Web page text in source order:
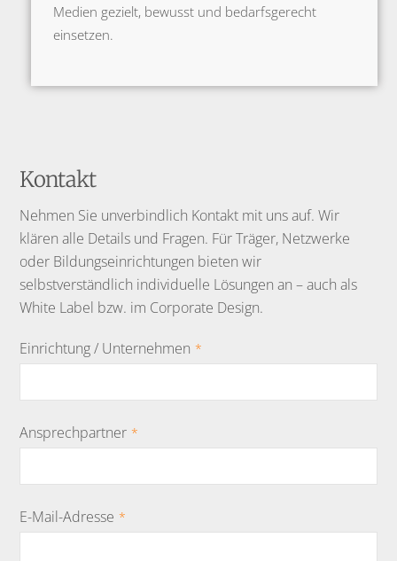
Medien gezielt, bewusst und bedarfsgerecht
einsetzen.
Kontakt
Nehmen Sie unverbindlich Kontakt mit uns auf. Wir
klären alle Details und Fragen. Für Träger, Netzwerke
oder Bildungseinrichtungen bieten wir
selbstverständlich individuelle Lösungen an – auch als
White Label bzw. im Corporate Design.
Einrichtung / Unternehmen *
Ansprechpartner *
E-Mail-Adresse *